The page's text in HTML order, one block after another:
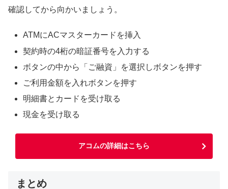
確認してから向かいましょう。
ATMにACマスターカードを挿入
契約時の4桁の暗証番号を入力する
ボタンの中から「ご融資」を選択しボタンを押す
ご利用金額を入れボタンを押す
明細書とカードを受け取る
現金を受け取る
アコムの詳細はこちら
まとめ